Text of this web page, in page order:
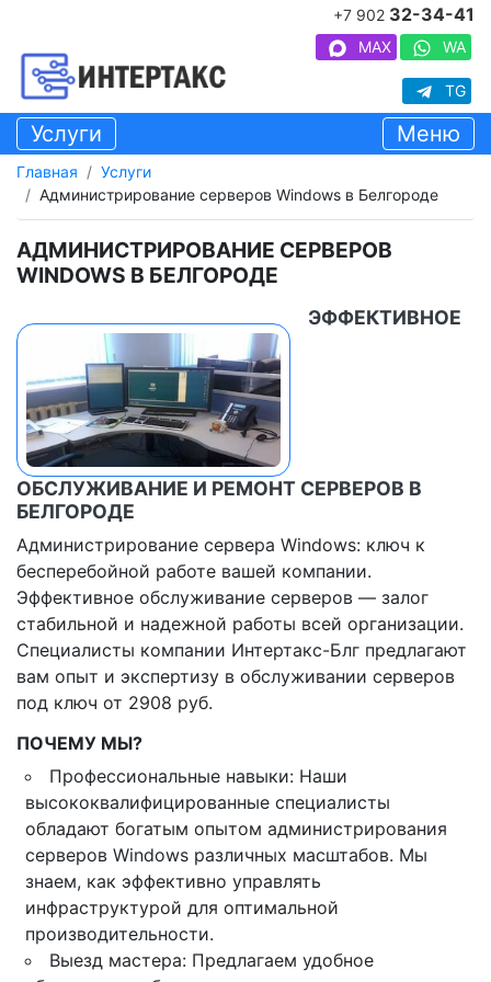
+7 902 32-34-41
MAX WA
TG
Услуги Меню
Главная
Услуги
Администрирование серверов Windows в Белгороде
АДМИНИСТРИРОВАНИЕ СЕРВЕРОВ
WINDOWS В БЕЛГОРОДЕ
ЭФФЕКТИВНОЕ
ОБСЛУЖИВАНИЕ И РЕМОНТ СЕРВЕРОВ В
БЕЛГОРОДЕ
Администрирование сервера Windows: ключ к
бесперебойной работе вашей компании.
Эффективное обслуживание серверов — залог
стабильной и надежной работы всей организации.
Специалисты компании Интертакс-Блг предлагают
вам опыт и экспертизу в обслуживании серверов
под ключ от 2908 руб.
ПОЧЕМУ МЫ?
Профессиональные навыки: Наши
высококвалифицированные специалисты
обладают богатым опытом администрирования
серверов Windows различных масштабов. Мы
знаем, как эффективно управлять
инфраструктурой для оптимальной
производительности.
Выезд мастера: Предлагаем удобное